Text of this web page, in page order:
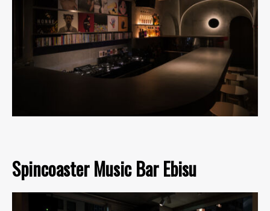
Spincoaster Music Bar Ebisu